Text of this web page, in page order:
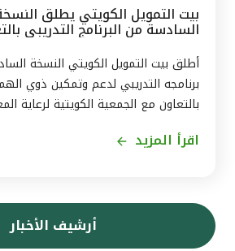
بيت التمويل الكويتي يطلق
السادسة من البرنامج التدريبي
مع الجمعيّة الكويتيّة لرعاية
أطلق بيت التمويل الكويتي النسخة
برنامجه التدريبي لدعم وتمكين ذوي
بالتعاون مع الجمعية الكويتية لرعاية
الموارد البشريّة لمجموعة بيت التمويل
بالتكليف ، أحمد حمد الحمّاد ، ان البرنامج
اقرأ المزيد
أرشيف الأخبار